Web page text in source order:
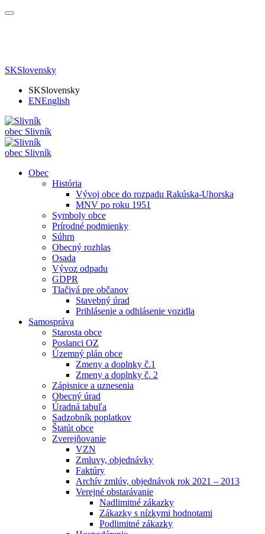
SKSlovensky
SKSlovensky
ENEnglish
obec Slivník
obec Slivník
Obec
História
Vývoj obce do rozpadu Rakúska-Uhorska
MNV po roku 1951
Symboly obce
Prírodné podmienky
Súhrn
Obecný rozhlas
Osada
Vývoz odpadu
GDPR
Tlačivá pre občanov
Stavebný úrad
Prihlásenie a odhlásenie vozidla
Samospráva
Starosta obce
Poslanci OZ
Územný plán obce
Zmeny a doplnky č.1
Zmeny a doplnky č. 2
Zápisnice a uznesenia
Obecný úrad
Úradná tabuľa
Sadzobník poplatkov
Štatút obce
Zverejňovanie
VZN
Zmluvy, objednávky
Faktúry
Archív zmlúv, objednávok rok 2021 – 2013
Verejné obstarávanie
Nadlimitné zákazky
Zákazky s nízkymi hodnotami
Podlimitné zákazky